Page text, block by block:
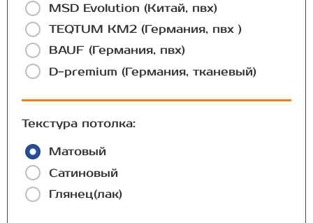
MSD Evolution (Китай, пвх)
TEQTUM КМ2 (Германия, пвх )
BAUF (Германия, пвх)
D-premium (Германия, тканевый)
Текстура потолка:
Матовый
Сатиновый
Глянец(лак)